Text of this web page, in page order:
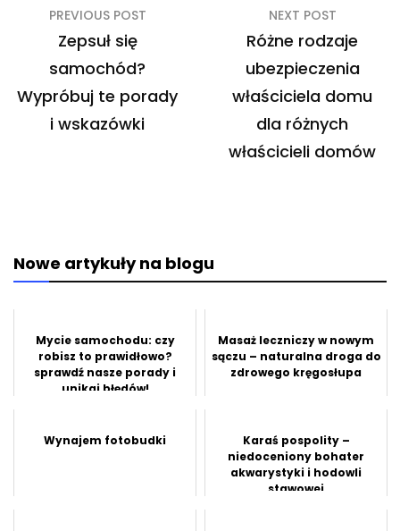
Nawigacja
wpisu
PREVIOUS POST
Zepsuł się
samochód?
Wypróbuj te porady
i wskazówki
NEXT POST
Różne rodzaje
ubezpieczenia
właściciela domu
dla różnych
właścicieli domów
Nowe artykuły na blogu
Mycie samochodu: czy
robisz to prawidłowo?
sprawdź nasze porady i
unikaj błędów!
Masaż leczniczy w nowym
sączu – naturalna droga do
zdrowego kręgosłupa
Wynajem fotobudki
Karaś pospolity –
niedoceniony bohater
akwarystyki i hodowli
stawowej